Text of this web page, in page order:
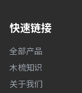
快速链接
全部产品
木梳知识
关于我们